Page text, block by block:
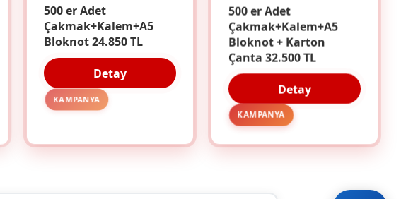
500 er Adet
Çakmak+Kalem+A5
Bloknot 24.850 TL
Detay
KAMPANYA
500 er Adet
Çakmak+Kalem+A5
Bloknot + Karton
Çanta 32.500 TL
Detay
KAMPANYA